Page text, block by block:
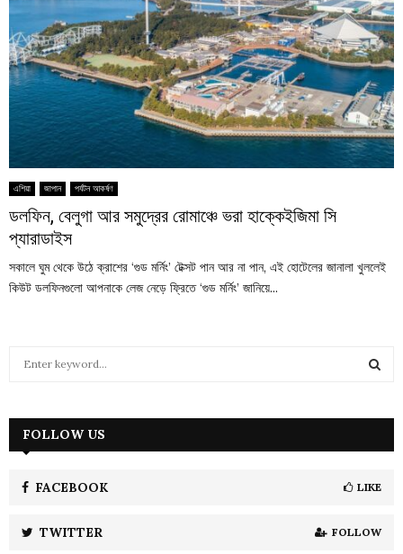
এশিয়া জাপান পর্যটন আকর্ষণ
ডলফিন, বেলুগা আর সমুদ্রের রোমাঞ্চে ভরা হাক্কেইজিমা সি
প্যারাডাইস
সকালে ঘুম থেকে উঠে ক্রাশের ‘গুড মর্নিং’ টেক্সট পান আর না পান, এই হোটেলের জানালা খুললেই
কিউট ডলফিনগুলো আপনাকে লেজ নেড়ে ফ্রিতে ‘গুড মর্নিং’ জানিয়ে...
h
FOLLOW US
FACEBOOK LIKE
TWITTER FOLLOW